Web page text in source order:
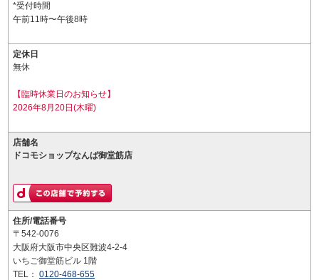
*受付時間
午前11時〜午後8時
定休日
無休
【臨時休業日のお知らせ】
2026年8月20日(木曜)
店舗名
ドコモショップなんば御堂筋店
住所/電話番号
〒542-0076
大阪府大阪市中央区難波4-2-4
いちご御堂筋ビル 1階
TEL： 0120-468-655